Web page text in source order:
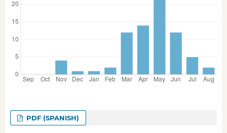
PDF (SPANISH)